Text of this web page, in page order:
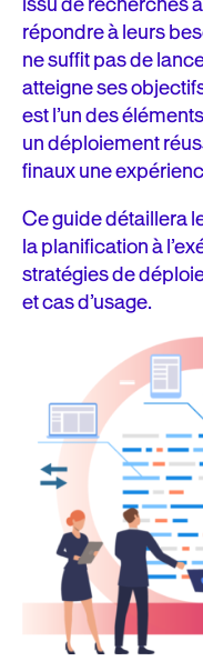
Choisir une stratégie
Déploiement blue/
Déploiement canary
Déploiement en
Test A/B
Déploiement
Choisir la bonne
Après le lancement
Le retour
Pourquoi la
équipes produit
Les avantages de la
produit
En conclusion…
répondre à leurs
ne suffit pas de
atteigne ses
est l’un des
un déploiement
finaux une
Ce guide détaillera
la planification à
stratégies de
et cas d’usage.